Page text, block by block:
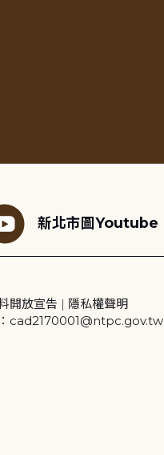
新北市圖Youtube
開放宣告 | 隱私權聲明
cad2170001@ntpc.gov.tw